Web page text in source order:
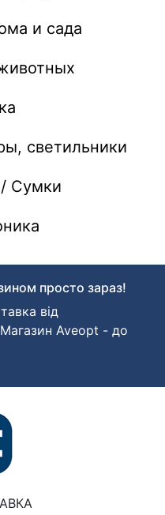
и сада
светильники
Сумки
просто зараз!
від
Aveopt - до